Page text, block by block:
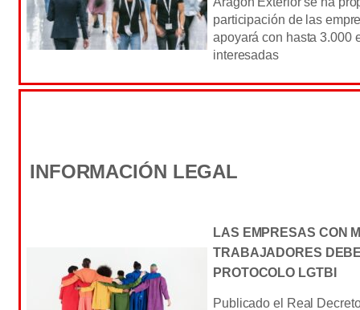
participación de las
apoyará con hasta 3.000
interesadas
INFORMACIÓN LEGAL
LAS EMPRESAS CON
TRABAJADORES
PROTOCOLO LGTBI
Publicado el Real